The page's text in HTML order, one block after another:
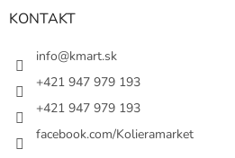
KONTAKT
info@kmart.sk
+421 947 979 193
+421 947 979 193
facebook.com/Kolieramarket